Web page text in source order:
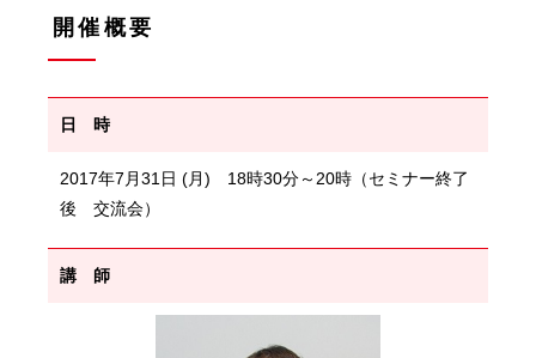
開催概要
日 時
2017年7月31日 (月) 18時30分～20時（セミナー終了
後 交流会）
講 師